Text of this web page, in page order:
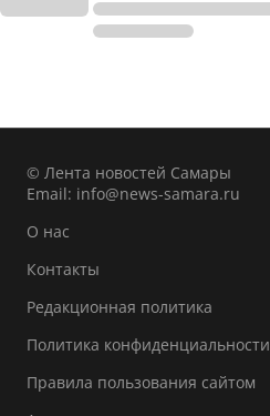
© Лента новостей Самары
Email: info@news-samara.ru
О нас
Контакты
Редакционная политика
Политика конфиденциальности
Правила пользования сайтом